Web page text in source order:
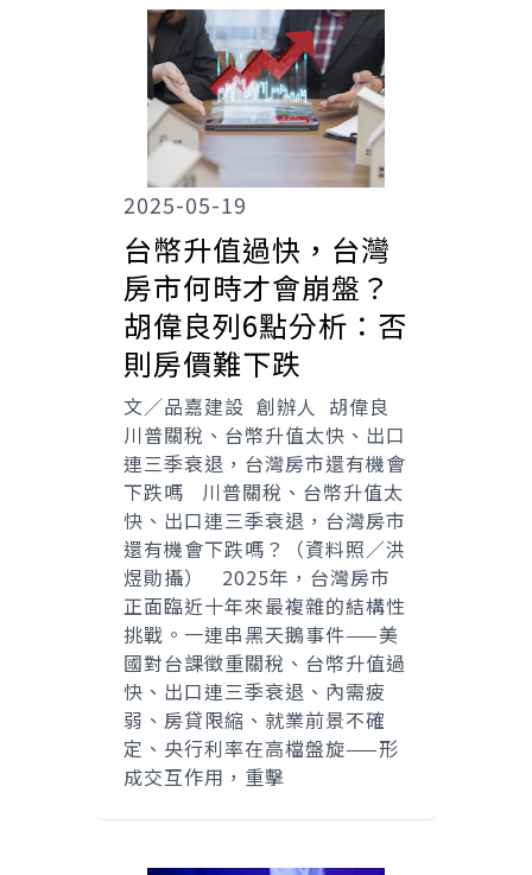
2025-05-19
台幣升值過快，台灣
房市何時才會崩盤？
胡偉良列6點分析：否
則房價難下跌
文／品嘉建設 創辦人 胡偉良
川普關稅、台幣升值太快、出口
連三季衰退，台灣房市還有機會
下跌嗎 川普關稅、台幣升值太
快、出口連三季衰退，台灣房市
還有機會下跌嗎？（資料照／洪
煜勛攝） 2025年，台灣房市
正面臨近十年來最複雜的結構性
挑戰。一連串黑天鵝事件——美
國對台課徵重關稅、台幣升值過
快、出口連三季衰退、內需疲
弱、房貸限縮、就業前景不確
定、央行利率在高檔盤旋——形
成交互作用，重擊